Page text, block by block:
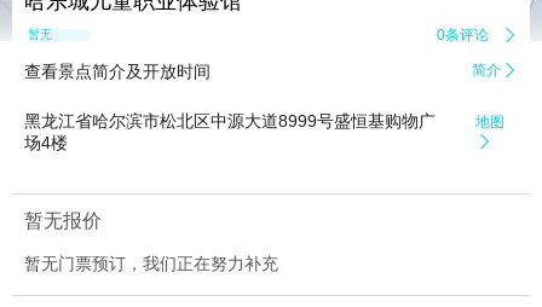
暂无点评 0条评论 
查看景点简介及开放时间 简介 
黑龙江省哈尔滨市松北区中源大道8999号盛恒基购物广
场4楼
地图

暂无报价
暂无门票预订，我们正在努力补充